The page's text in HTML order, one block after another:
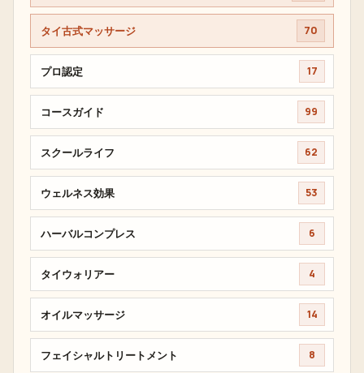
タイ古式マッサージ 70
プロ認定 17
コースガイド 99
スクールライフ 62
ウェルネス効果 53
ハーバルコンプレス 6
タイウォリアー 4
オイルマッサージ 14
フェイシャルトリートメント 8